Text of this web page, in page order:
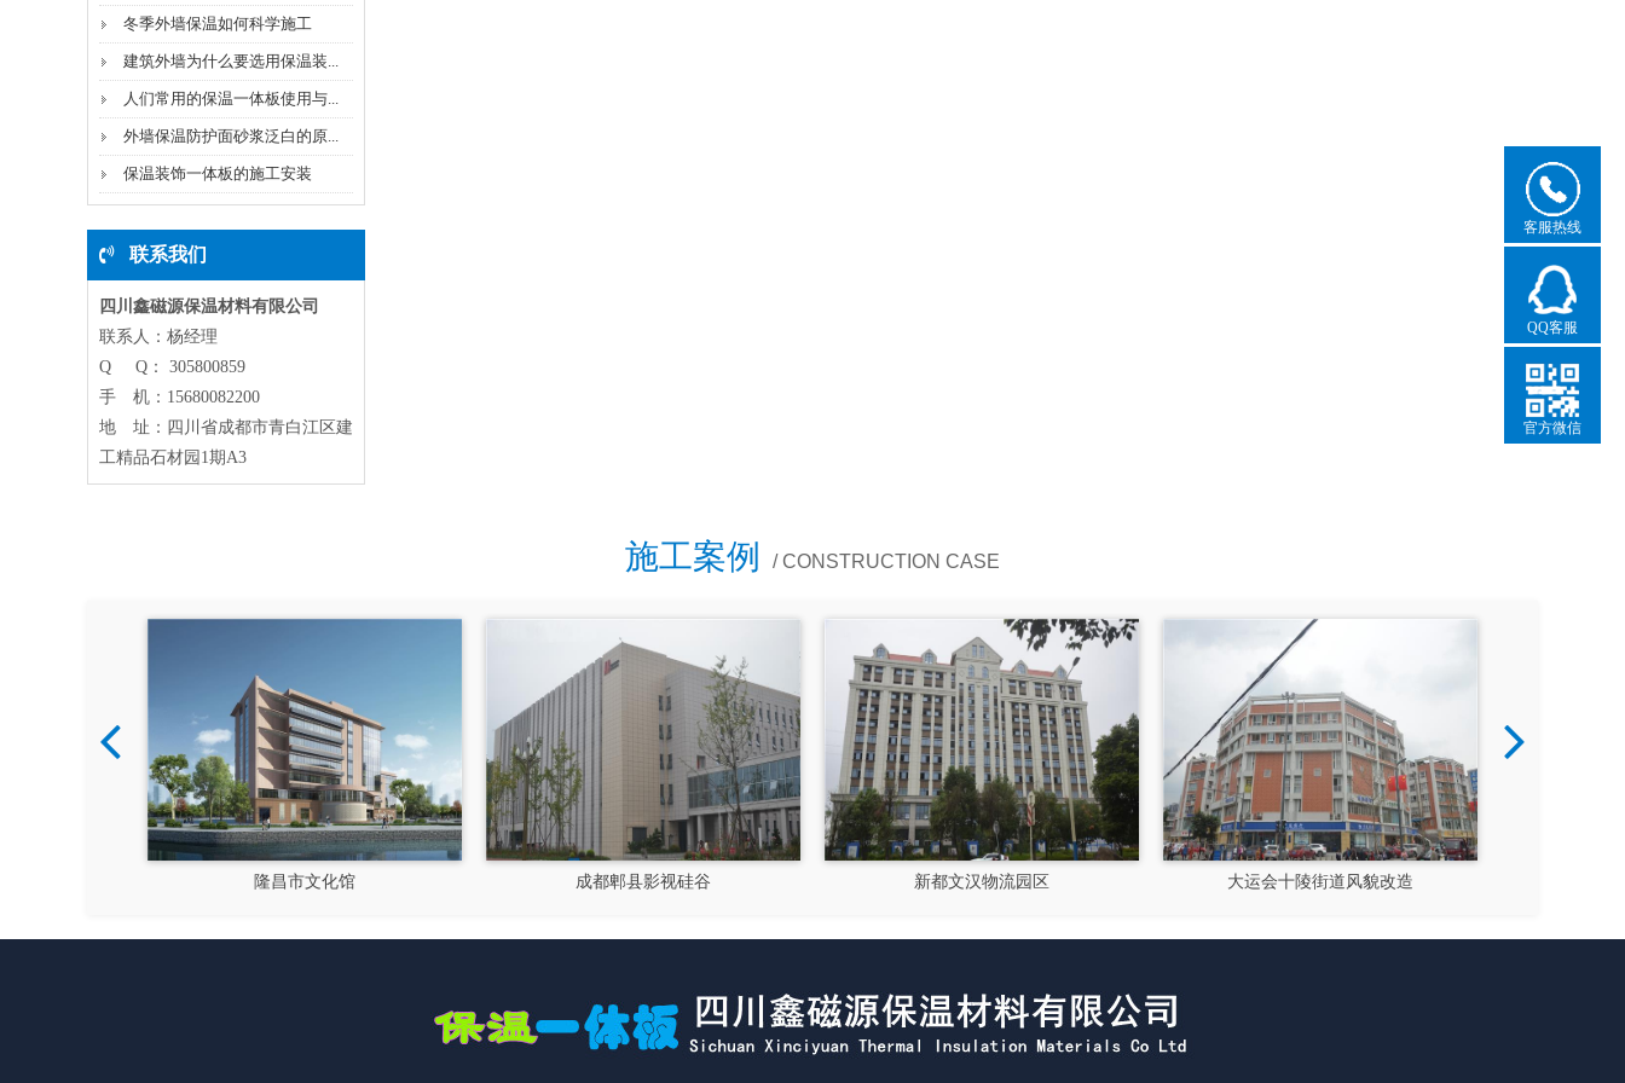
冬季外墙保温如何科学施工
建筑外墙为什么要选用保温装...
人们常用的保温一体板使用与...
外墙保温防护面砂浆泛白的原...
保温装饰一体板的施工安装
联系我们
四川鑫磁源保温材料有限公司
联系人：杨经理
Q Q： 305800859
手 机：15680082200
地 址：四川省成都市青白江区建
工精品石材园1期A3
施工案例 / CONSTRUCTION CASE
新都文汉物流园区 大运会十陵街道风貌改造 隆昌市文化馆
客服热线
QQ客服
官方微信